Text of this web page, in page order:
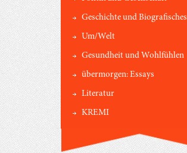
Geschichte und Biografisches
Um/Welt
Gesundheit und Wohlfühlen
übermorgen: Essays
Literatur
KREMI